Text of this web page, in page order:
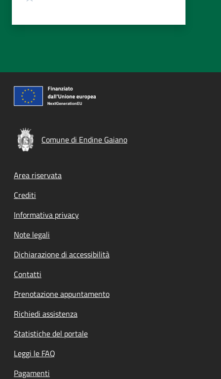
Comune di Endine Gaiano
Footer menu
Area riservata
Crediti
Informativa privacy
Note legali
Dichiarazione di accessibilità
Contatti
Prenotazione appuntamento
Richiedi assistenza
Statistiche del portale
Leggi le FAQ
Pagamenti